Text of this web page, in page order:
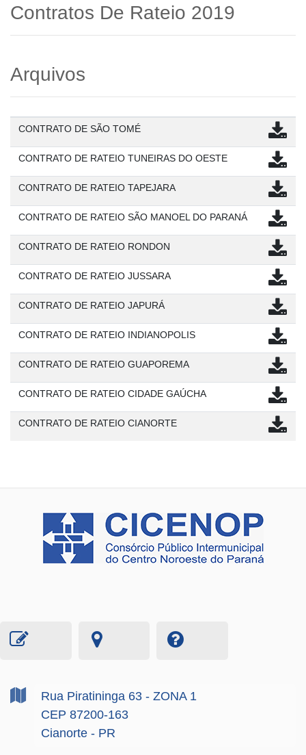
Contratos De Rateio 2019
Arquivos
CONTRATO DE SÃO TOMÉ
CONTRATO DE RATEIO TUNEIRAS DO OESTE
CONTRATO DE RATEIO TAPEJARA
CONTRATO DE RATEIO SÃO MANOEL DO PARANÁ
CONTRATO DE RATEIO RONDON
CONTRATO DE RATEIO JUSSARA
CONTRATO DE RATEIO JAPURÁ
CONTRATO DE RATEIO INDIANOPOLIS
CONTRATO DE RATEIO GUAPOREMA
CONTRATO DE RATEIO CIDADE GAÚCHA
CONTRATO DE RATEIO CIANORTE
Rua Piratininga 63 - ZONA 1
CEP 87200-163
Cianorte - PR